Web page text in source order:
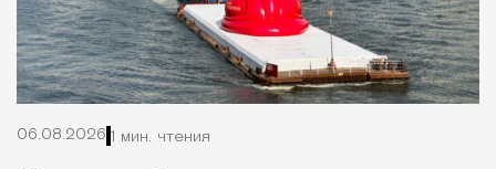
06.08.2026 1 мин. чтения